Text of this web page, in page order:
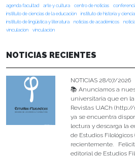
agenda facultad arte y cultura centro de noticias
instituto de ciencias de la educación
instituto de historia y
instituto de lingüística y literatura
noticias de académicos
vinculacion
vinculación
NOTICIAS RECIENTES
NOTICIAS 28/07/2026
📚 Anunciamos a
universitaria que en
Revistas UACh
ya se encuentra
lectura y descarga la
de Estudios Filológicos
recientemente.
editorial de Estudios